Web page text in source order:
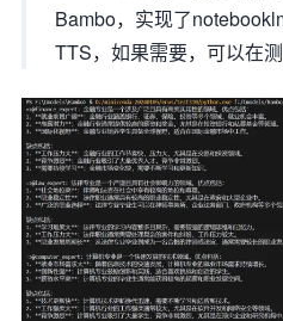
Bambo，实现了
TTS，如果需要，可以在